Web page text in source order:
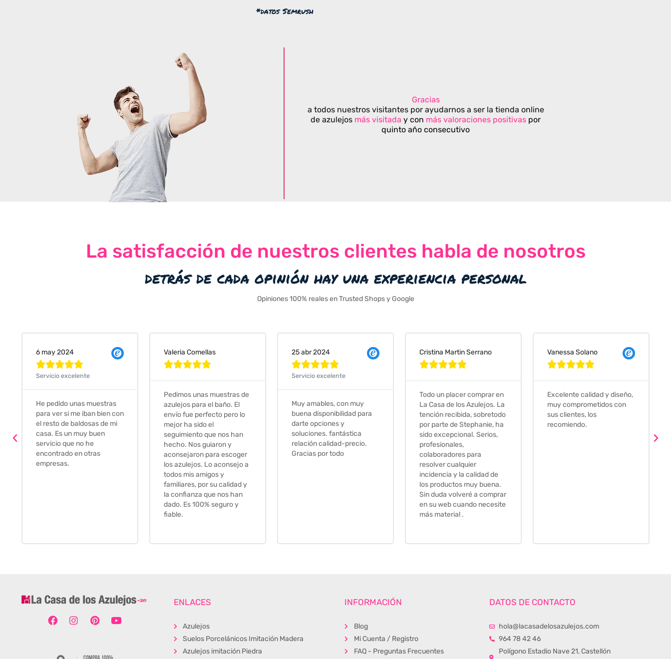
*datos Semrush
Gracias
a todos nuestros visitantes por ayudarnos a ser la tienda online
de azulejos más visitada y con más valoraciones positivas por
quinto año consecutivo
La satisfacción de nuestros clientes habla de nosotros
detrás de cada opinión hay una experiencia personal
Opiniones 100% reales en Trusted Shops y Google
Valeria Comellas

azulejos para el baño. El
envío fue perfecto pero lo
mejor ha sido el
seguimiento que nos han
hecho. Nos guiaron y
aconsejaron para escoger
los azulejos. Lo aconsejo a
25 abr 2024

Muy amables, con muy
buena disponibilidad para
darte opciones y
soluciones. fantástica
relación calidad-precio.
Gracias por todo
Cristina Martin Serrano

La Casa de los Azulejos. La
tención recibida, sobretodo
por parte de Stephanie, ha
sido excepcional. Serios,
profesionales,
colaboradores para
Vanessa Solano

Excelente calidad y diseño,
muy comprometidos con
sus clientes, los
recomiendo.
Judit Bonet Pardell

Que decir, si teneis que
comprar alguna baldosa
este és el sitio indicado! Yo
pedi una muestra y me
ENLACES
Azulejos
Suelos Porcelánicos Imitación Madera
Azulejos imitación Piedra
INFORMACIÓN
Blog
Mi Cuenta / Registro
FAQ - Preguntas Frecuentes
DATOS DE CONTACTO
hola@lacasadelosazulejos.com
964 78 42 46
Polígono Estadio Nave 21, Castellón